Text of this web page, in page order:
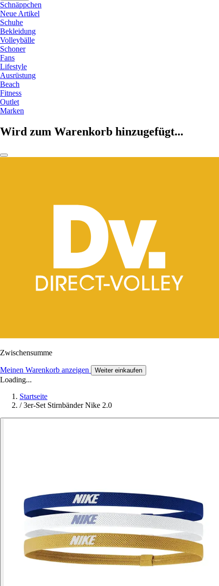
Schnäppchen
Neue Artikel
Schuhe
Bekleidung
Volleybälle
Schoner
Fans
Lifestyle
Ausrüstung
Beach
Fitness
Outlet
Marken
Wird zum Warenkorb hinzugefügt...
Zwischensumme
Meinen Warenkorb anzeigen Weiter einkaufen
Loading...
Startseite
/ 3er-Set Stirnbänder Nike 2.0